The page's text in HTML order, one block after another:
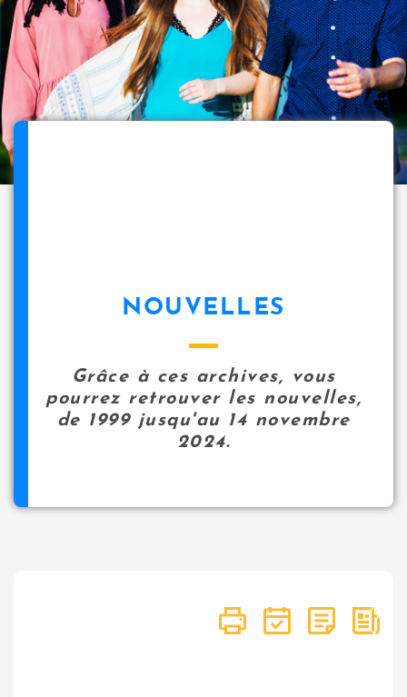
NOUVELLES
Grâce à ces archives, vous
pourrez retrouver les nouvelles,
de 1999 jusqu'au 14 novembre
2024.